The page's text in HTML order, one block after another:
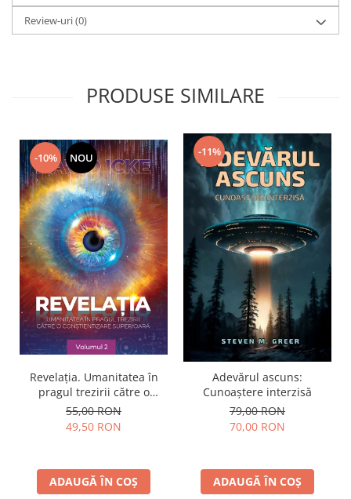
Cunoaștere
Review-uri(0)
PRODUSE SIMILARE
-10% NOU
Revelația. Umanitatea în
pragul trezirii către o
conştientizare superioară,
volumul 2
55,00 RON
49,50 RON
ADAUGĂ ÎN COȘ
-11%
Adevărul ascuns:
Cunoaștere interzisă
79,00 RON
70,00 RON
ADAUGĂ ÎN COȘ